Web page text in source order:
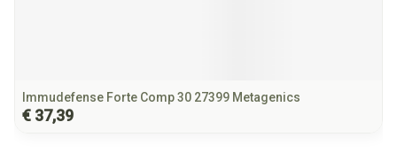
Immudefense Forte Comp 30 27399 Metagenics
€ 37,39